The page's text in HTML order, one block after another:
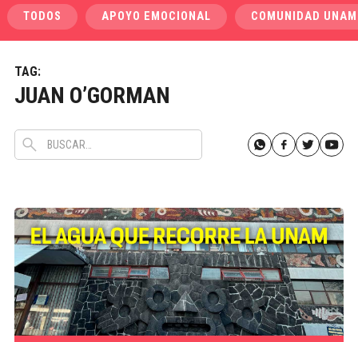
TODOS APOYO EMOCIONAL COMUNIDAD UNAM
TAG:
JUAN O’GORMAN